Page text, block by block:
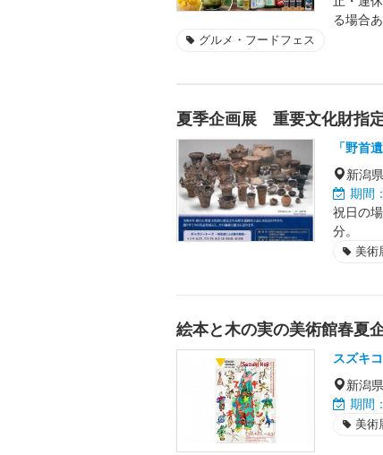
る場合あ
グルメ・フードフェス
夏季企画展 重要文化財指
「野首
新潟
期間：
祝日の
分。
美術
絵本と木の実の美術館春夏
スズキ
新潟
期間：
美術